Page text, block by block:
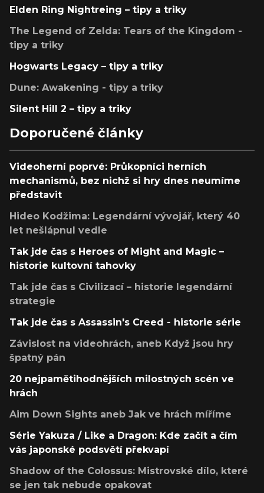
Elden Ring Nightreing – tipy a triky
The Legend of Zelda: Tears of the Kingdom -
tipy a triky
Hogwarts Legacy – tipy a triky
Dune: Awakening - tipy a triky
Silent Hill 2 – tipy a triky
Doporučené články
Videoherní poprvé: Průkopníci herních
mechanismů, bez nichž si hry dnes neumíme
představit
Hideo Kodžima: Legendární vývojář, který 40
let nešlápnul vedle
Tak jde čas s Heroes of Might and Magic –
historie kultovní tahovky
Tak jde čas s Civilizací – historie legendární
strategie
Tak jde čas s Assassin's Creed - historie série
Závislost na videohrách, aneb Když jsou hry
špatný pán
20 nejpamětihodnějších milostných scén ve
hrách
Aim Down Sights aneb Jak ve hrách míříme
Série Yakuza / Like a Dragon: Kde začít a čím
vás japonské podsvětí překvapí
Shadow of the Colossus: Mistrovské dílo, které
se jen tak nebude opakovat